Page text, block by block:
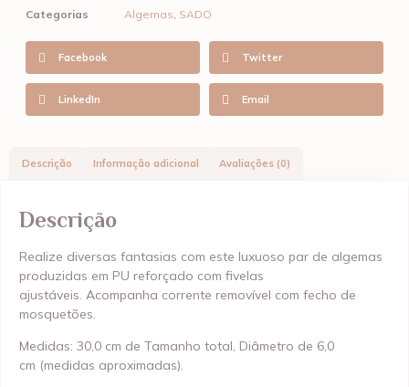
Categorias
Algemas, SADO
Facebook Twitter
LinkedIn Email
Descrição Informação adicional Avaliações (0)
Descrição
Realize diversas fantasias com este luxuoso par de algemas
produzidas em PU reforçado com fivelas
ajustáveis. Acompanha corrente removível com fecho de
mosquetões.
Medidas: 30,0 cm de Tamanho total, Diâmetro de 6,0
cm (medidas aproximadas).